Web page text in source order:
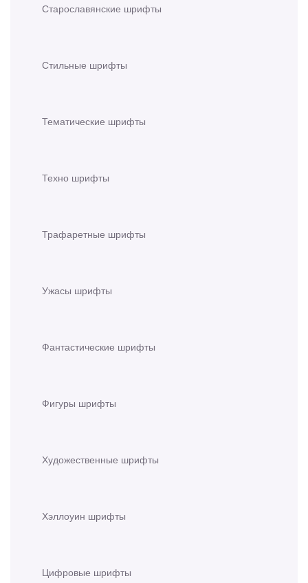
Старославянские шрифты
Стильные шрифты
Тематические шрифты
Техно шрифты
Трафаретные шрифты
Ужасы шрифты
Фантастические шрифты
Фигуры шрифты
Художественные шрифты
Хэллоуин шрифты
Цифровые шрифты